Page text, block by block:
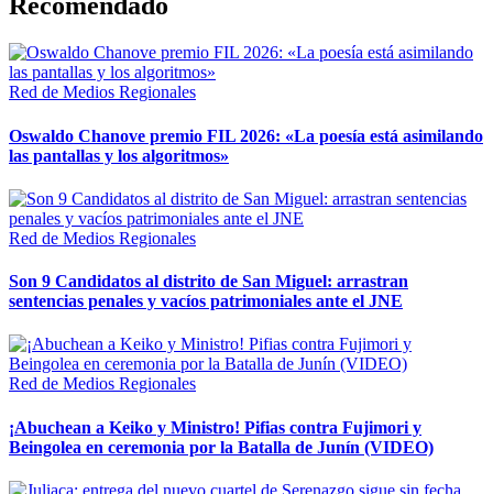
Recomendado
Red de Medios Regionales
Oswaldo Chanove premio FIL 2026: «La poesía está asimilando
las pantallas y los algoritmos»
Red de Medios Regionales
Son 9 Candidatos al distrito de San Miguel: arrastran
sentencias penales y vacíos patrimoniales ante el JNE
Red de Medios Regionales
¡Abuchean a Keiko y Ministro! Pifias contra Fujimori y
Beingolea en ceremonia por la Batalla de Junín (VIDEO)